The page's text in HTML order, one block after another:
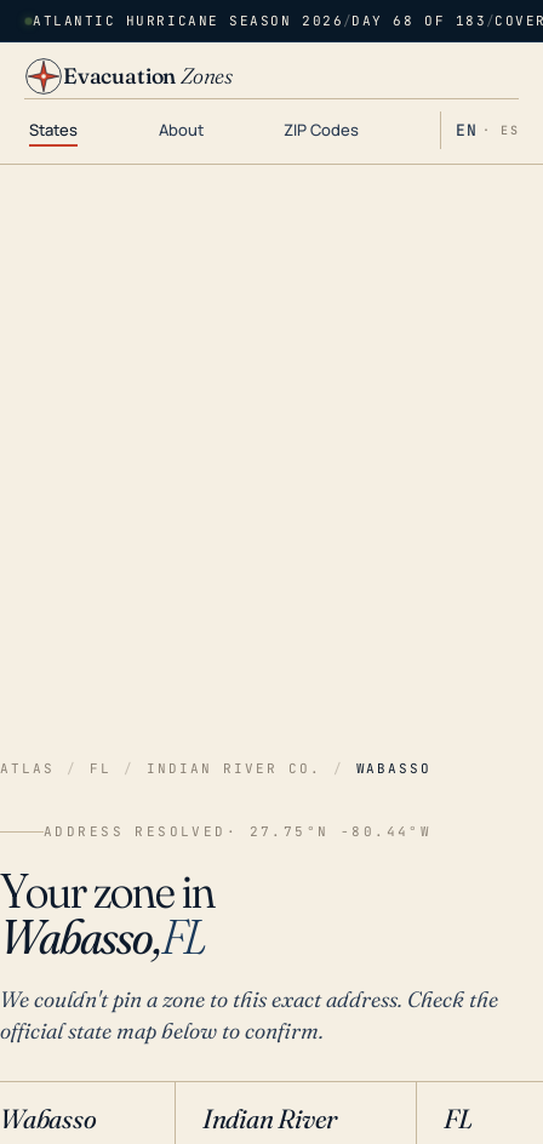
ATLANTIC HURRICANE SEASON 2026 /DAY 68 OF 183 /
EvacuationZones
States About ZIP Codes EN · ES
ATLAS / FL / INDIAN RIVER CO. / WABASSO
ADDRESS RESOLVED · 27.75°N -80.44°W
Your zone in
Wabasso,FL
We couldn't pin a zone to this exact address. Check the
official state map below to confirm.
Wabasso Indian River FL